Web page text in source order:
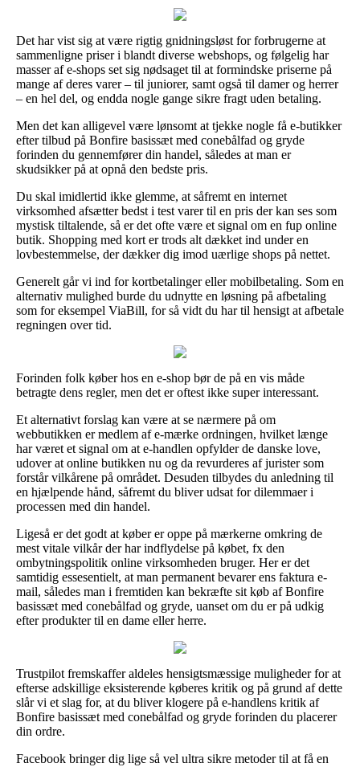
Det har vist sig at være rigtig gnidningsløst for forbrugerne at
sammenligne priser i blandt diverse webshops, og følgelig har
masser af e-shops set sig nødsaget til at formindske priserne på
mange af deres varer – til juniorer, samt også til damer og herrer
– en hel del, og endda nogle gange sikre fragt uden betaling.
Men det kan alligevel være lønsomt at tjekke nogle få e-butikker
efter tilbud på Bonfire basissæt med conebålfad og gryde
forinden du gennemfører din handel, således at man er
skudsikker på at opnå den bedste pris.
Du skal imidlertid ikke glemme, at såfremt en internet
virksomhed afsætter bedst i test varer til en pris der kan ses som
mystisk tiltalende, så er det ofte være et signal om en fup online
butik. Shopping med kort er trods alt dækket ind under en
lovbestemmelse, der dækker dig imod uærlige shops på nettet.
Generelt går vi ind for kortbetalinger eller mobilbetaling. Som en
alternativ mulighed burde du udnytte en løsning på afbetaling
som for eksempel ViaBill, for så vidt du har til hensigt at afbetale
regningen over tid.
Forinden folk køber hos en e-shop bør de på en vis måde
betragte dens regler, men det er oftest ikke super interessant.
Et alternativt forslag kan være at se nærmere på om
webbutikken er medlem af e-mærke ordningen, hvilket længe
har været et signal om at e-handlen opfylder de danske love,
udover at online butikken nu og da revurderes af jurister som
forstår vilkårene på området. Desuden tilbydes du anledning til
en hjælpende hånd, såfremt du bliver udsat for dilemmaer i
processen med din handel.
Ligeså er det godt at køber er oppe på mærkerne omkring de
mest vitale vilkår der har indflydelse på købet, fx den
ombytningspolitik online virksomheden bruger. Her er det
samtidig essesentielt, at man permanent bevarer ens faktura e-
mail, således man i fremtiden kan bekræfte sit køb af Bonfire
basissæt med conebålfad og gryde, uanset om du er på udkig
efter produkter til en dame eller herre.
Trustpilot fremskaffer aldeles hensigtsmæssige muligheder for at
efterse adskillige eksisterende køberes kritik og på grund af dette
slår vi et slag for, at du bliver klogere på e-handlens kritik af
Bonfire basissæt med conebålfad og gryde forinden du placerer
din ordre.
Facebook bringer dig lige så vel ultra sikre metoder til at få en